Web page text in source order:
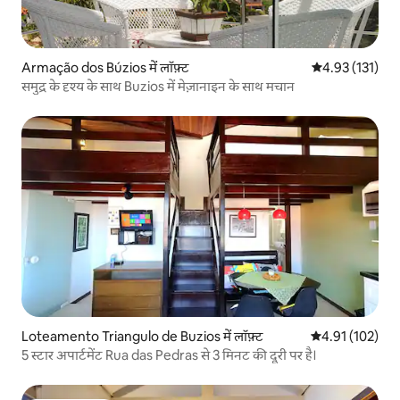
Armação dos Búzios में लॉफ़्ट औसत रेटिंग 5 में से
4.93 (131)
समुद्र के दृश्य के साथ Buzios में मेज़ानाइन के साथ मचान
Loteamento Triangulo de Buzios में लॉफ़्ट औसत रेटिंग 5 में से
4.91 (102)
5 स्टार अपार्टमेंट Rua das Pedras से 3 मिनट की दूरी पर है।